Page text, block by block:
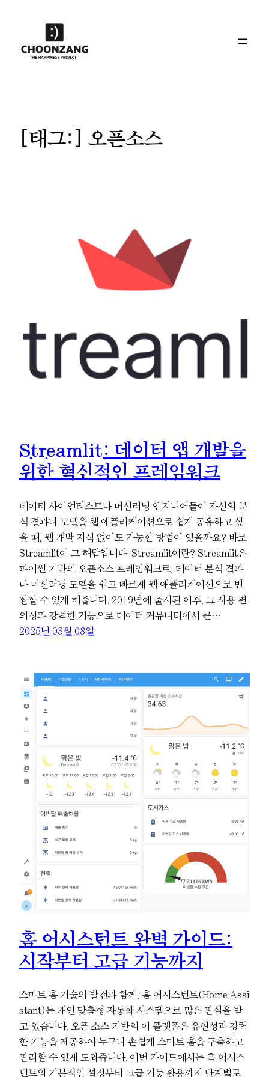
[태그:] 오픈소스
Streamlit: 데이터 앱 개발을
위한 혁신적인 프레임워크
데이터 사이언티스트나 머신러닝 엔지니어들이 자신의 분
석 결과나 모델을 웹 애플리케이션으로 쉽게 공유하고 싶
을 때, 웹 개발 지식 없이도 가능한 방법이 있을까요? 바로
Streamlit이 그 해답입니다. Streamlit이란? Streamlit은
파이썬 기반의 오픈소스 프레임워크로, 데이터 분석 결과
나 머신러닝 모델을 쉽고 빠르게 웹 애플리케이션으로 변
환할 수 있게 해줍니다. 2019년에 출시된 이후, 그 사용 편
의성과 강력한 기능으로 데이터 커뮤니티에서 큰…
2025년 03월 08일
홈 어시스턴트 완벽 가이드:
시작부터 고급 기능까지
스마트 홈 기술의 발전과 함께, 홈 어시스턴트(Home Assi
stant)는 개인 맞춤형 자동화 시스템으로 많은 관심을 받
고 있습니다. 오픈 소스 기반의 이 플랫폼은 유연성과 강력
한 기능을 제공하여 누구나 손쉽게 스마트 홈을 구축하고
관리할 수 있게 도와줍니다. 이번 가이드에서는 홈 어시스
턴트의 기본적인 설정부터 고급 기능 활용까지 단계별로